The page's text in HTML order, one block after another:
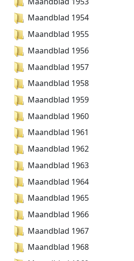
Maandblad 1954
Maandblad 1955
Maandblad 1956
Maandblad 1957
Maandblad 1958
Maandblad 1959
Maandblad 1960
Maandblad 1961
Maandblad 1962
Maandblad 1963
Maandblad 1964
Maandblad 1965
Maandblad 1966
Maandblad 1967
Maandblad 1968